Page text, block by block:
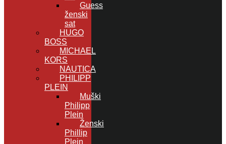
Guess
ženski
sat
HUGO
BOSS
MICHAEL
KORS
NAUTICA
PHILIPP
PLEIN
Muški
Philipp
Plein
Ženski
Phillip
Plein